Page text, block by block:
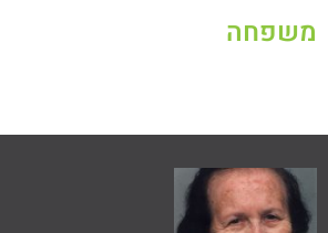
משפחה